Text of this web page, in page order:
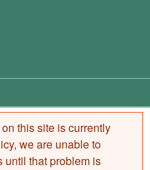
this site is currently
we are unable to
until that problem is